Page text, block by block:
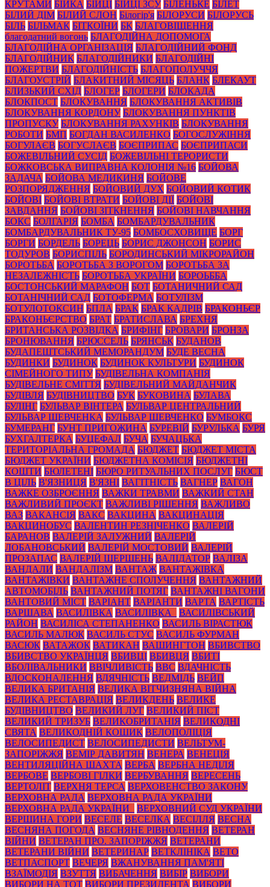
КРУТАМИ БІЙКА БІЙЦІ БІЙЦІ ЗСУ БІЛЕНЬКЕ БІЛЕТ
БІЛИЙ ДІМ БІЛИЙ СЛОН Білогір'я БІЛОРУСИ БІЛОРУСЬ
БІЛЬ БІЛЬМАК БІТКОЇНИ БК БЛАГОВІЩЕННЯ
благодатний вогонь БЛАГОДІЙНА ДОПОМОГА
БЛАГОДІЙНА ОРГАНІЗАЦІЯ БЛАГОДІЙНИЙ ФОНД
БЛАГОДІЙНИК БЛАГОДІЙНИКИ БЛАГОДІЙНІ
ПОЖЕРТВИ БЛАГОДІЙНІСТЬ БЛАГОПОЛУЧЧЯ
БЛАГОУСТРІЙ БЛАКИТНИЙ МІСЯЦЬ БЛАНК БЛЕКАУТ
БЛИЗЬКИЙ СХІД БЛОГЕР БЛОГЕРИ БЛОКАДА
БЛОКПОСТ БЛОКУВАННЯ БЛОКУВАННЯ АКТИВІВ
БЛОКУВАННЯ КОРДОНУ БЛОКУВАННЯ ПУНКТІВ
ПРОПУСКУ БЛОКУВАННЯ РАХУНКІВ БЛОКУВАННЯ
РОБОТИ БМП БОГДАН ВАСИЛЕНКО БОГОСЛУЖІННЯ
БОГУЛАЄВ БОГУСЛАЄВ БОЄПРИПАС БОЄПРИПАСИ
БОЖЕВІЛЬНИЙ СУСІД БОЖЕВІЛЬНІ ТЕРОРИСТИ
БОЖКОВСЬКА ВИПРАВНА КОЛОНІЯ №16 БОЙОВА
ЗАДАЧА БОЙОВА МЕДИКИНЯ БОЙОВЕ
РОЗПОРЯДЖЕННЯ БОЙОВИЙ ДУХ БОЙОВИЙ КОТИК
БОЙОВІ БОЙОВІ ВТРАТИ БОЙОВІ ДІЇ БОЙОВІ
ЗАВДАННЯ БОЙОВІ ЗІТКНЕННЯ БОЙОВІ НАВЧАННЯ
БОКС БОЛГАРІЯ БОМБА БОМБАРДУВАЛЬНИК
БОМБАРДУВАЛЬНИК ТУ-95 БОМБОСХОВИЩЕ БОРГ
БОРГИ БОРДЕЛЬ БОРЕЦЬ БОРИС ДЖОНСОН БОРИС
ТОДУРОВ БОРИСПІЛЬ БОРОДИНСЬКИЙ МІКРОРАЙОН
БОРОТЬБА БОРОТЬБА З ВОРОГОМ БОРОТЬБА ЗА
НЕЗАЛЕЖНІСТЬ БОРОТЬБА УКРАЇНИ БОРОЬББА
БОСТОНСЬКИЙ МАРАФОН БОТ БОТАНИЧНИЙ САД
БОТАНІЧНИЙ САД БОТОФЕРМА БОТУЛІЗМ
БОТУЛОТОКСИН БПЛА БРАК БРАК КАДРІВ БРАКОНЬЄР
БРАКОНЬЄРСТВО БРАТ БРАТИСЛАВА БРЕХНЯ
БРИТАНСЬКА РОЗВІДКА БРИФІНГ БРОВАРИ БРОНЗА
БРОНЮВАННЯ БРЮССЕЛЬ БРЯНСЬК БУДАНОВ
БУДАПЕШТСЬКИЙ МЕМОРАНДУМ БУДЕ ВЕСНА
БУДИНКИ БУДИНОК БУДИНОК КУЛЬТУРИ БУДИНОК
СІМЕЙНОГО ТИПУ БУДІВЕЛЬНА КОМПАНІЯ
БУДІВЕЛЬНЕ СМІТТЯ БУДІВЕЛЬНИЙ МАЙДАНЧИК
БУДІВЛЯ БУДІВНИЦТВО БУК БУКОВИНА БУЛАВА
БУЛІНГ БУЛЬВАР ВІНТЕРА БУЛЬВАР ЦЕНТРАЛЬНИЙ
БУЛЬВАР ШЕВЧЕНКА БУЛЬВАР ШЕВЧЕНКО БУМБОКС
БУМЕРАНГ БУНТ ПРИГОЖИНА БУРЕВІЙ БУРУЛЬКА БУРЯ
БУХГАЛТЕРКА БУЦЕФАЛ БУЧА БУЧАЦЬКА
ТЕРИТОРІАЛЬНА ГРОМАДА БЮДЖЕТ БЮДЖЕТ МІСТА
БЮДЖЕТ УКРАЇНИ БЮДЖЕТНА КОМІСІЯ БЮДЖЕТНІ
КОШТИ БЮЛЕТЕНІ БЮРО РИТУАЛЬНИХ ПОСЛУГ БЮСТ
В ЦІЛЬ В'ЯЗНИЦЯ В'ЯЗНІ ВАГІТНІСТЬ ВАГНЕР ВАГОН
ВАЖКЕ ОЗБРОЄННЯ ВАЖКИ ТРАВМИ ВАЖКИЙ СТАН
ВАЖЛИВИЙ ПРОЄКТ ВАЖЛИВІ РІШЕННЯ ВАЖЛИВО
ВАЗ ВАКАНСІЯ ВАКС ВАКЦИНА ВАКЦИНАЦІЯ
ВАКЦИНОБУС ВАЛЕНТИН РЕЗНІЧЕНКО ВАЛЕРІЙ
БАРАНОВ ВАЛЕРІЙ ЗАЛУЖНИЙ ВАЛЕРІЙ
ЛОБАНОВСЬКИЙ ВАЛЕРІЙ МОСТОВИЙ ВАЛЕРІЙ
ПРОЗАПАС ВАЛЕРІЙ ШЕРШЕНЬ ВАЛІДАТОР ВАЛІЗА
ВАНДАЛИ ВАНДАЛІЗМ ВАНТАЖ ВАНТАЖІВКА
ВАНТАЖІВКИ ВАНТАЖНЕ СПОЛУЧЕННЯ ВАНТАЖНИЙ
АВТОМОБІЛЬ ВАНТАЖНИЙ ПОТЯГ ВАНТАЖНІ ВАГОНИ
ВАНТОВИЙ МІСТ ВАРІАНТ ВАРІАНТИ ВАРТА ВАРТІСТЬ
ВАРШАВА ВАСИЛІВКА ВАСИЛІВКА_
ВАСИЛІВСЬКИЙ
РАЙОН ВАСИЛІСА СТЕПАНЕНКО ВАСИЛЬ ВІРАСТЮК
ВАСИЛЬ МАЛЮК ВАСИЛЬ СТУС ВАСИЛЬ ФУРМАН
ВАСЮК ВАТАЖОК ВАТИКАН ВАШИНГТОН ВБИВСТВО
ВБИВСТВО УКРАЇНЦЯ ВБИВЦІ ВБИВЦЯ ВБИТІ
ВБОЛІВАЛЬНИКИ ВВІЧЛИВІСТЬ ВВС ВДАЧНІСТЬ
ВДОСКОНАЛЕННЯ ВДЯЧНІСТЬ ВЕДМІДЬ ВЕЙП
ВЕЛИКА БРИТАНІЯ ВЕЛИКА ВІТЧИЗНЯНА ВІЙНА
ВЕЛИКА РЕСТАВРАЦІЯ ВЕЛИКДЕНЬ ВЕЛИКЕ
БУДІВНИЦТВО ВЕЛИКИЙ ЛУГ ВЕЛИКИЙ ПІСТ
ВЕЛИКИЙ ТРИЗУБ ВЕЛИКОБРИТАНІЯ ВЕЛИКОДНІ
СВЯТА ВЕЛИКОДНІЙ КОШИК ВЕЛОПОЛІЦІЯ
ВЕЛОСИПЕДИСТ ВЕЛОСИПЕДИСТИ ВЕЛЬТУМ-
ЗАПОРІЖЖЯ ВЕМІР ДАВИТЯН ВЕНЕРА ВЕНЕЦІЯ
ВЕНТИЛЯЦІЙНА ШАХТА ВЕРБА ВЕРБНА НЕДІЛЯ
ВЕРБОВЕ ВЕРБОВІ ГІЛКИ ВЕРБУВАННЯ ВЕРЕСЕНЬ
ВЕРТОЛІТ ВЕРХНЯ ТЕРСА ВЕРХОВЕНСТВО ЗАКОНУ
ВЕРХОВНА РАДА ВЕРХОВНА РАДА УКРАЇНИ
ВЕРХОВНА РАДА УКРАЇНИ_
ВЕРХОВНИЙ СУД УКРАЇНИ
ВЕРШИНА ГОРИ ВЕСЕЛЕ ВЕСЕЛКА ВЕСІЛЛЯ ВЕСНА
ВЕСНЯНА ПОГОДА ВЕСНЯНЕ РІВНОДЕННЯ ВЕТЕРАН
ВІЙНИ ВЕТЕРАН ПРО. ЗАПОРІЖЖЯ ВЕТЕРАНИ
ВЕТЕРАНИ ВІЙНИ ВЕТЕРИНАР ВЕТКЛІНІКА ВЕТО
ВЕТПАСПОРТ ВЕЧЕРЯ ВЖАНУВАННЯ ПАМ'ЯТІ
ВЗАЇМОДІЯ ВЗУТТЯ ВИБАЧЕННЯ ВИБІР ВИБОРИ
ВИБОРИ НА ТОТ ВИБОРИ ПРЕЗИДЕНТА ВИБОРИ